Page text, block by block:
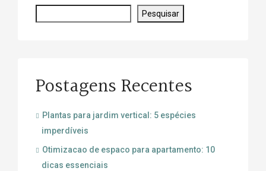
Pesquisar
Postagens Recentes
Plantas para jardim vertical: 5 espécies
imperdíveis
Otimizacao de espaco para apartamento: 10
dicas essenciais